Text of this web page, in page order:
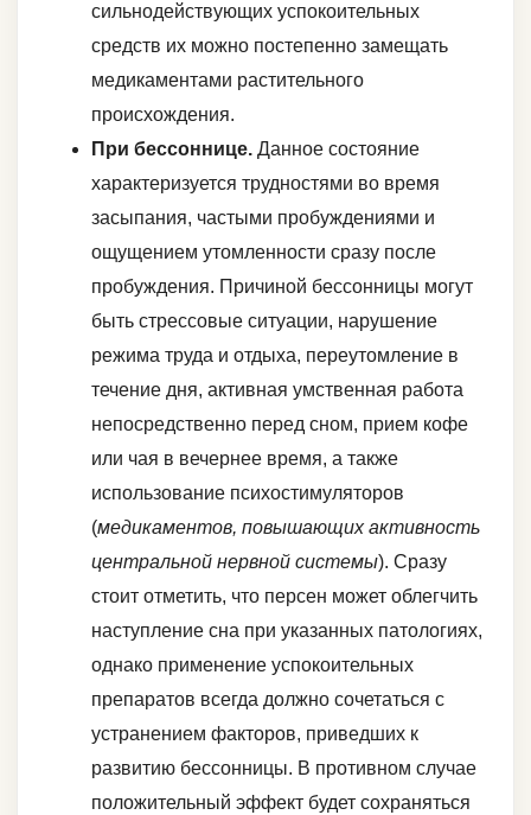
сильнодействующих успокоительных
средств их можно постепенно замещать
медикаментами растительного
происхождения.
При бессоннице. Данное состояние
характеризуется трудностями во время
засыпания, частыми пробуждениями и
ощущением утомленности сразу после
пробуждения. Причиной бессонницы могут
быть стрессовые ситуации, нарушение
режима труда и отдыха, переутомление в
течение дня, активная умственная работа
непосредственно перед сном, прием кофе
или чая в вечернее время, а также
использование психостимуляторов
(медикаментов, повышающих активность
центральной нервной системы). Сразу
стоит отметить, что персен может облегчить
наступление сна при указанных патологиях,
однако применение успокоительных
препаратов всегда должно сочетаться с
устранением факторов, приведших к
развитию бессонницы. В противном случае
положительный эффект будет сохраняться